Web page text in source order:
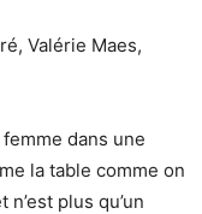
Valérie Maes,
dans une
la table comme on
plus qu’un